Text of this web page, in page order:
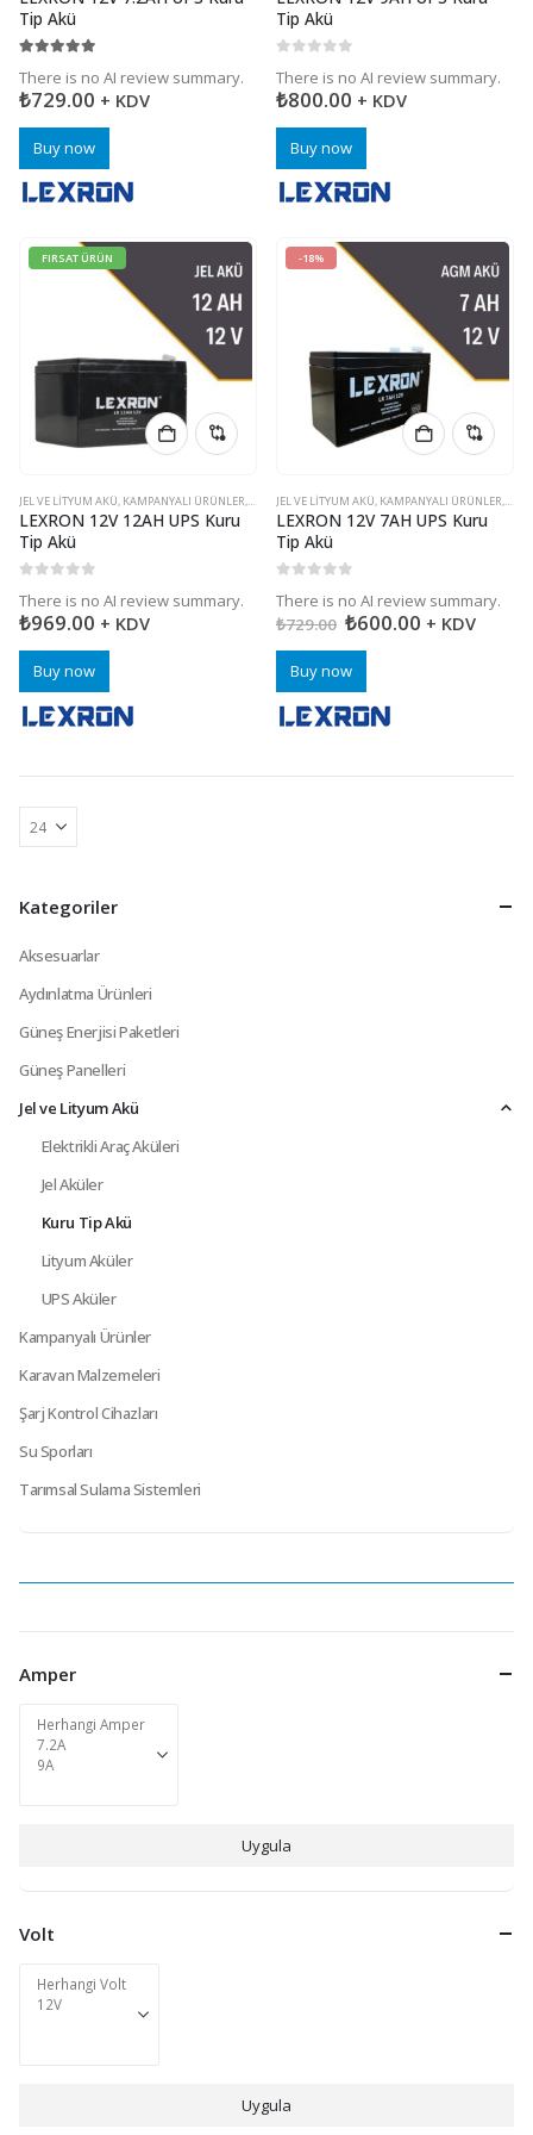
Tip Akü
There is no AI review summary.
₺729.00 + KDV
Buy now
Tip Akü
There is no AI review summary.
₺800.00 + KDV
Buy now
FIRSAT ÜRÜN
JEL VE LITYUM AKÜ, KAMPANYALI ÜRÜNLER, KURU TIP AKÜ
LEXRON 12V 12AH UPS Kuru
Tip Akü
There is no AI review summary.
₺969.00 + KDV
Buy now
-18%
JEL VE LITYUM AKÜ, KAMPANYALI ÜRÜNLER,
LEXRON 12V 7AH UPS Kuru
Tip Akü
There is no AI review summary.
₺729.00 ₺600.00 + KDV
Buy now
Kategoriler
Aksesuarlar
Aydınlatma Ürünleri
Güneş Enerjisi Paketleri
Güneş Panelleri
Jel ve Lityum Akü
Elektrikli Araç Aküleri
Jel Aküler
Kuru Tip Akü
Lityum Aküler
UPS Aküler
Kampanyalı Ürünler
Karavan Malzemeleri
Şarj Kontrol Cihazları
Su Sporları
Tarımsal Sulama Sistemleri
Amper
Uygula
Volt
Uygula